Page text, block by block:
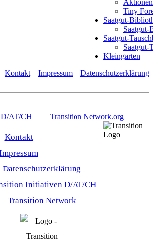
Tiny
Saatgut-
Saatgut-
Saatgut-
Saatgut-
Kleingarten
Kontakt
Impressum Datenschutzerklärung
D/AT/CH Transition Network.org
Kontakt
Impressum
Datenschutzerklärung
Initiativen D/AT/CH
Transition Network